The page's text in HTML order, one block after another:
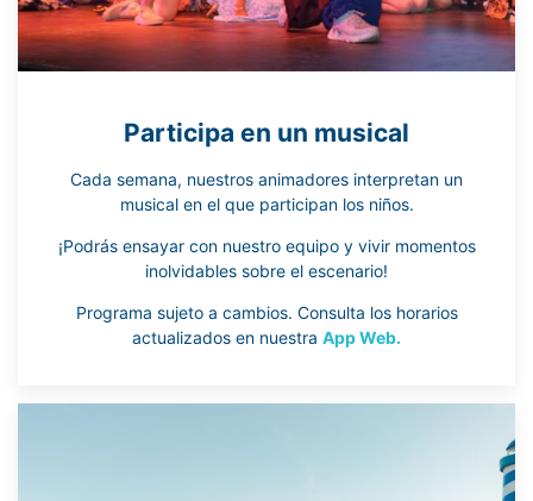
Participa en un musical
Cada semana, nuestros animadores interpretan un
musical en el que participan los niños.
¡Podrás ensayar con nuestro equipo y vivir momentos
inolvidables sobre el escenario!
Programa sujeto a cambios. Consulta los horarios
actualizados en nuestra App Web.